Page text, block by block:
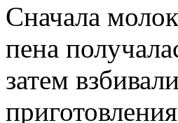
Сначала
пена
затем